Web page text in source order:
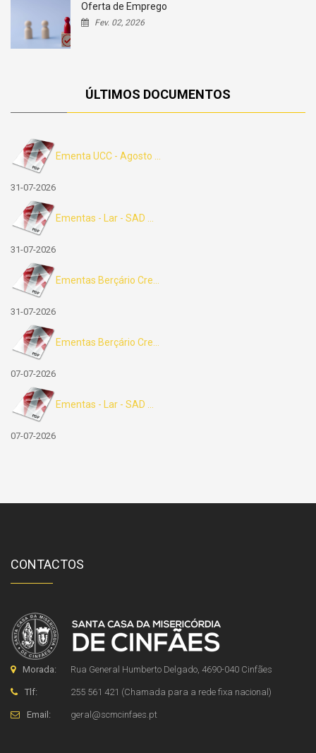
Oferta de Emprego
Fev. 02, 2026
ÚLTIMOS DOCUMENTOS
Ementa UCC - Agosto ...
31-07-2026
Ementas - Lar - SAD ...
31-07-2026
Ementas Berçário Cre...
31-07-2026
Ementas Berçário Cre...
07-07-2026
Ementas - Lar - SAD ...
07-07-2026
CONTACTOS
Morada: Rua General Humberto Delgado, 4690-040 Cinfães
Tlf: 255 561 421 (Chamada para a rede fixa nacional)
Email: geral @scmcinfaes.pt